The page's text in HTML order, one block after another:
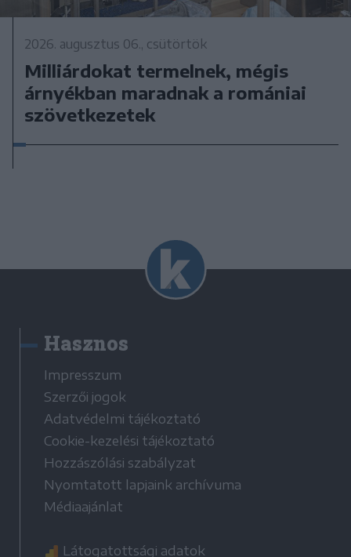
2026. augusztus 06., csütörtök
Milliárdokat termelnek, mégis
árnyékban maradnak a romániai
szövetkezetek
Hasznos
Impresszum
Szerzői jogok
Adatvédelmi tájékoztató
Cookie-kezelési tájékoztató
Hozzászólási szabályzat
Nyomtatott lapjaink archívuma
Médiaajánlat
Látogatottsági adatok